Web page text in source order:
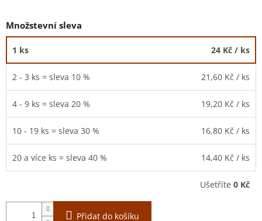
Množstevní sleva
1 ks 24 Kč / ks
2 - 3 ks = sleva 10 % 21,60 Kč / ks
4 - 9 ks = sleva 20 % 19,20 Kč / ks
10 - 19 ks = sleva 30 % 16,80 Kč / ks
20 a více ks = sleva 40 % 14,40 Kč / ks
Ušetříte 0 Kč
Přidat do košíku